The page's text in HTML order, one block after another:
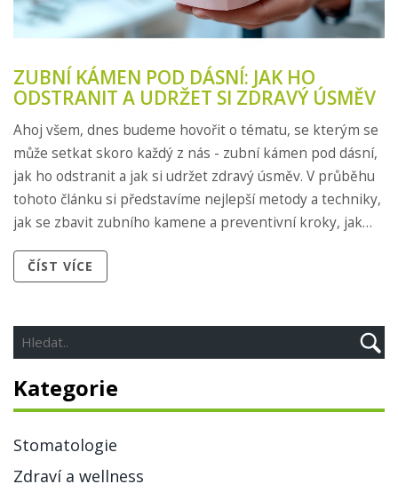
ZUBNÍ KÁMEN POD DÁSNÍ: JAK HO
ODSTRANIT A UDRŽET SI ZDRAVÝ ÚSMĚV
Ahoj všem, dnes budeme hovořit o tématu, se kterým se
může setkat skoro každý z nás - zubní kámen pod dásní,
jak ho odstranit a jak si udržet zdravý úsměv. V průběhu
tohoto článku si představíme nejlepší metody a techniky,
jak se zbavit zubního kamene a preventivní kroky, jak
ústní dutinu zacházet a důležitost toho, abyste měli
ČÍST VÍCE
Kategorie
Stomatologie
Zdraví a wellness